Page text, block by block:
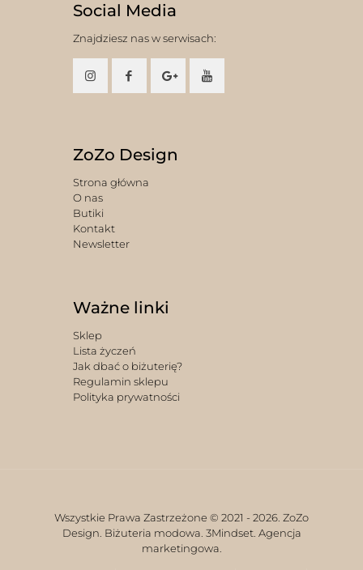
Social Media
Znajdziesz nas w serwisach:
ZoZo Design
Strona główna
O nas
Butiki
Kontakt
Newsletter
Ważne linki
Sklep
Lista życzeń
Jak dbać o biżuterię?
Regulamin sklepu
Polityka prywatności
Wszystkie Prawa Zastrzeżone © 2021 - 2026. ZoZo
Design. Biżuteria modowa. 3Mindset. Agencja
marketingowa.